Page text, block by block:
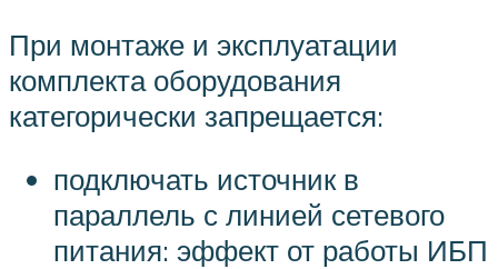
При монтаже и эксплуатации
комплекта оборудования
категорически запрещается:
подключать источник в
параллель с линией сетевого
питания: эффект от работы ИБП